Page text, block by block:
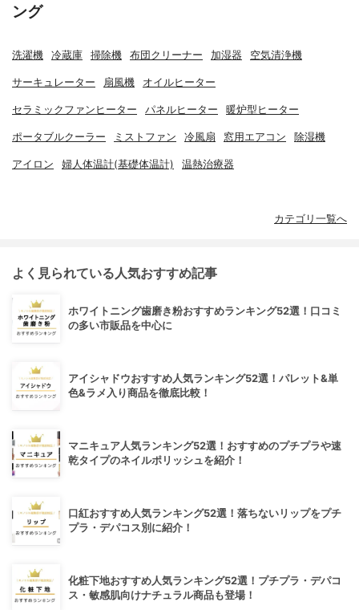
ング
洗濯機 冷蔵庫 掃除機 布団クリーナー 加湿器 空気清浄機
サーキュレーター 扇風機 オイルヒーター
セラミックファンヒーター パネルヒーター 暖炉型ヒーター
ポータブルクーラー ミストファン 冷風扇 窓用エアコン 除湿機
アイロン 婦人体温計(基礎体温計) 温熱治療器
カテゴリ一覧へ
よく見られている人気おすすめ記事
ホワイトニング歯磨き粉おすすめランキング52選！口コミ
の多い市販品を中心に
アイシャドウおすすめ人気ランキング52選！パレット&単
色&ラメ入り商品を徹底比較！
マニキュア人気ランキング52選！おすすめのプチプラや速
乾タイプのネイルポリッシュを紹介！
口紅おすすめ人気ランキング52選！落ちないリップをプチ
プラ・デパコス別に紹介！
化粧下地おすすめ人気ランキング52選！プチプラ・デパコ
ス・敏感肌向けナチュラル商品も登場！